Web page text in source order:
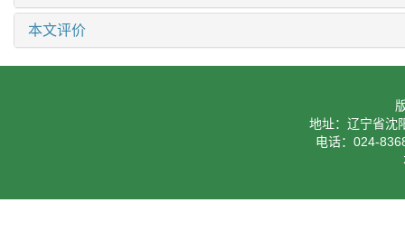
本文评价
地址：辽宁省沈
电话：024-